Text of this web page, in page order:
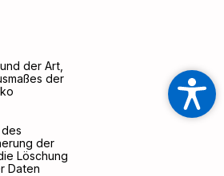
der Art,
der
der
Löschung
Daten